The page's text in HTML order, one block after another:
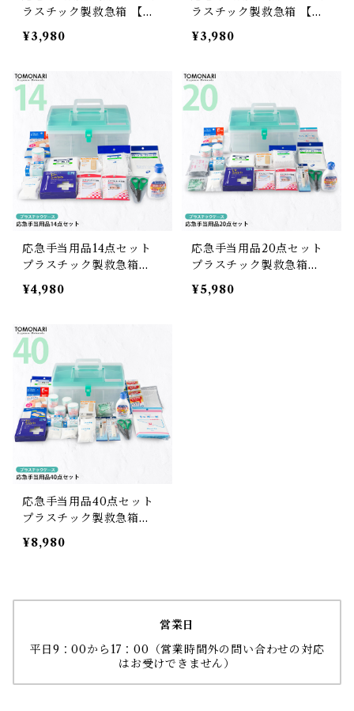
ラスチック製救急箱 【送
料無料】
¥3,980
ラスチック製救急箱 【送
料無料】
¥3,980
応急手当用品14点セット
プラスチック製救急箱
【送料無料】
¥4,980
応急手当用品20点セット
プラスチック製救急箱
【送料無料】
¥5,980
応急手当用品40点セット
プラスチック製救急箱
【送料無料】
¥8,980
営業日
平日9：00から17：00（営業時間外の問い合わせの対応
はお受けできません）